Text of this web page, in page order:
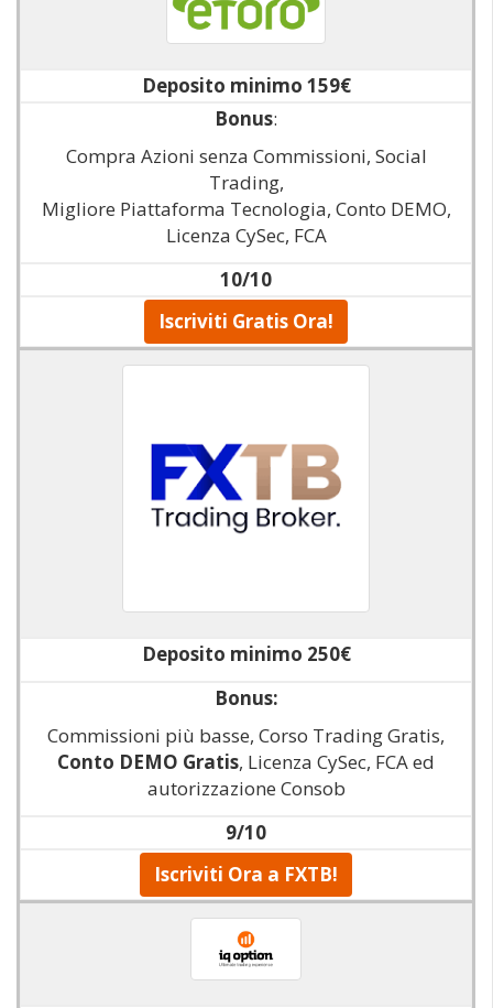
Deposito minimo 159€
Bonus:
Compra Azioni senza Commissioni, Social
Trading,
Migliore Piattaforma Tecnologia, Conto DEMO,
Licenza CySec, FCA
10/10
Iscriviti Gratis Ora!
Deposito minimo 250€
Bonus:
Commissioni più basse, Corso Trading Gratis,
Conto DEMO Gratis, Licenza CySec, FCA ed
autorizzazione Consob
9/10
Iscriviti Ora a FXTB!